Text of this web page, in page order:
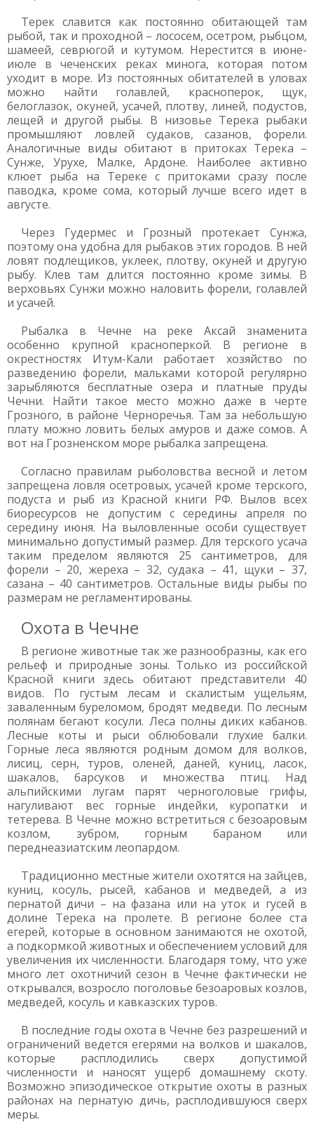
Терек славится как постоянно обитающей там
рыбой, так и проходной – лососем, осетром, рыбцом,
шамеей, севрюгой и кутумом. Нерестится в июне-
июле в чеченских реках минога, которая потом
уходит в море. Из постоянных обитателей в уловах
можно найти голавлей, красноперок, щук,
белоглазок, окуней, усачей, плотву, линей, подустов,
лещей и другой рыбы. В низовье Терека рыбаки
промышляют ловлей судаков, сазанов, форели.
Аналогичные виды обитают в притоках Терека –
Сунже, Урухе, Малке, Ардоне. Наиболее активно
клюет рыба на Тереке с притоками сразу после
паводка, кроме сома, который лучше всего идет в
августе.
Через Гудермес и Грозный протекает Сунжа,
поэтому она удобна для рыбаков этих городов. В ней
ловят подлещиков, уклеек, плотву, окуней и другую
рыбу. Клев там длится постоянно кроме зимы. В
верховьях Сунжи можно наловить форели, голавлей
и усачей.
Рыбалка в Чечне на реке Аксай знаменита
особенно крупной красноперкой. В регионе в
окрестностях Итум-Кали работает хозяйство по
разведению форели, мальками которой регулярно
зарыбляются бесплатные озера и платные пруды
Чечни. Найти такое место можно даже в черте
Грозного, в районе Черноречья. Там за небольшую
плату можно ловить белых амуров и даже сомов. А
вот на Грозненском море рыбалка запрещена.
Согласно правилам рыболовства весной и летом
запрещена ловля осетровых, усачей кроме терского,
подуста и рыб из Красной книги РФ. Вылов всех
биоресурсов не допустим с середины апреля по
середину июня. На выловленные особи существует
минимально допустимый размер. Для терского усача
таким пределом являются 25 сантиметров, для
форели – 20, жереха – 32, судака – 41, щуки – 37,
сазана – 40 сантиметров. Остальные виды рыбы по
размерам не регламентированы.
Охота в Чечне
В регионе животные так же разнообразны, как его
рельеф и природные зоны. Только из российской
Красной книги здесь обитают представители 40
видов. По густым лесам и скалистым ущельям,
заваленным буреломом, бродят медведи. По лесным
полянам бегают косули. Леса полны диких кабанов.
Лесные коты и рыси облюбовали глухие балки.
Горные леса являются родным домом для волков,
лисиц, серн, туров, оленей, даней, куниц, ласок,
шакалов, барсуков и множества птиц. Над
альпийскими лугам парят черноголовые грифы,
нагуливают вес горные индейки, куропатки и
тетерева. В Чечне можно встретиться с безоаровым
козлом, зубром, горным бараном или
переднеазиатским леопардом.
Традиционно местные жители охотятся на зайцев,
куниц, косуль, рысей, кабанов и медведей, а из
пернатой дичи – на фазана или на уток и гусей в
долине Терека на пролете. В регионе более ста
егерей, которые в основном занимаются не охотой,
а подкормкой животных и обеспечением условий для
увеличения их численности. Благодаря тому, что уже
много лет охотничий сезон в Чечне фактически не
открывался, возросло поголовье безоаровых козлов,
медведей, косуль и кавказских туров.
В последние годы охота в Чечне без разрешений и
ограничений ведется егерями на волков и шакалов,
которые расплодились сверх допустимой
численности и наносят ущерб домашнему скоту.
Возможно эпизодическое открытие охоты в разных
районах на пернатую дичь, расплодившуюся сверх
меры.